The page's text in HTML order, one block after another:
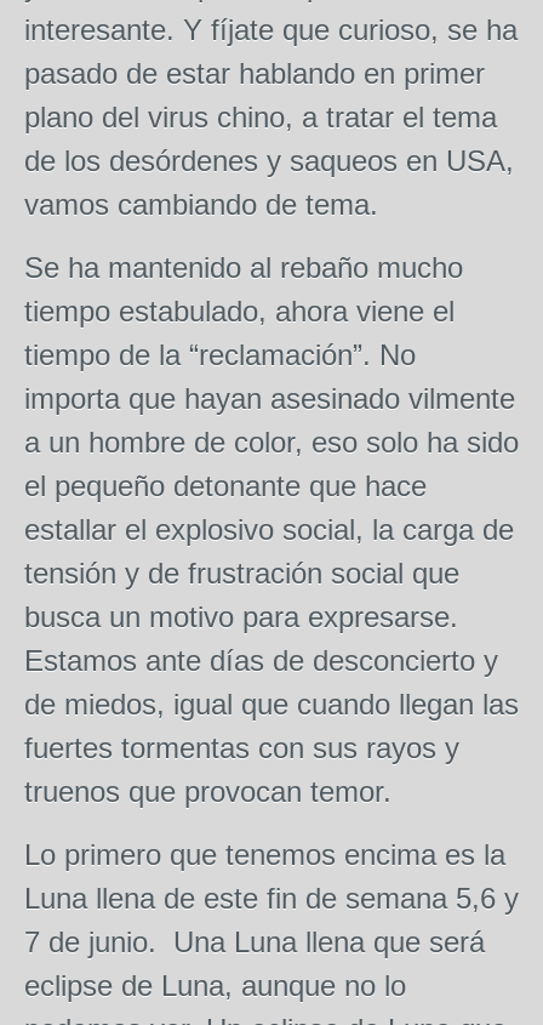
interesante. Y fíjate que curioso, se ha
pasado de estar hablando en primer
plano del virus chino, a tratar el tema
de los desórdenes y saqueos en USA,
vamos cambiando de tema.
Se ha mantenido al rebaño mucho
tiempo estabulado, ahora viene el
tiempo de la “reclamación”. No
importa que hayan asesinado vilmente
a un hombre de color, eso solo ha sido
el pequeño detonante que hace
estallar el explosivo social, la carga de
tensión y de frustración social que
busca un motivo para expresarse.
Estamos ante días de desconcierto y
de miedos, igual que cuando llegan las
fuertes tormentas con sus rayos y
truenos que provocan temor.
Lo primero que tenemos encima es la
Luna llena de este fin de semana 5,6 y
7 de junio. Una Luna llena que será
eclipse de Luna, aunque no lo